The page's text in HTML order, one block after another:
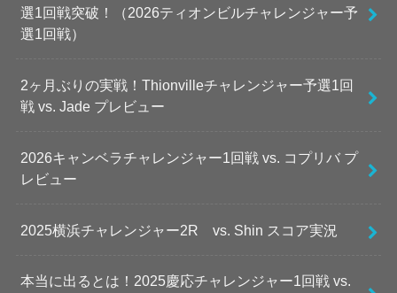
選1回戦突破！（2026ティオンビルチャレンジャー予
選1回戦）
2ヶ月ぶりの実戦！Thionvilleチャレンジャー予選1回
戦 vs. Jade プレビュー
2026キャンベラチャレンジャー1回戦 vs. コプリバ プ
レビュー
2025横浜チャレンジャー2R vs. Shin スコア実況
本当に出るとは！2025慶応チャレンジャー1回戦 vs.